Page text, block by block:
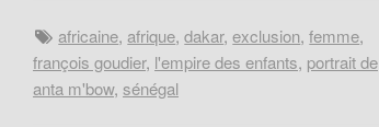
africaine, afrique,dakar,exclusion,femme,
françois goudier, l'empire des enfants, portrait de
anta m'bow, sénégal